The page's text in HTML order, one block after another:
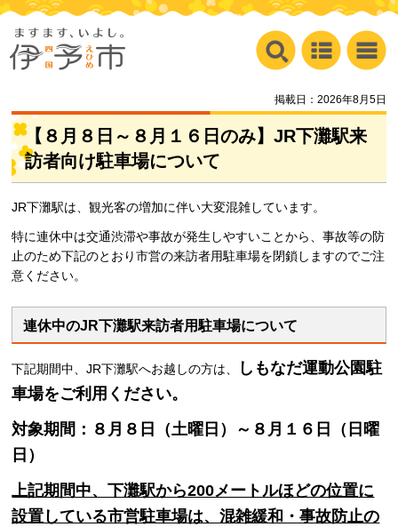
掲載日：2026年8月5日
【８月８日～８月１６日のみ】JR下灘駅来
訪者向け駐車場について
JR下灘駅は、観光客の増加に伴い大変混雑しています。
特に連休中は交通渋滞や事故が発生しやすいことから、事故等の防
止のため下記のとおり市営の来訪者用駐車場を閉鎖しますのでご注
意ください。
連休中のJR下灘駅来訪者用駐車場について
下記期間中、JR下灘駅へお越しの方は、 しもなだ運動公園駐
車場をご利用ください。
対象期間：８月８日（土曜日）～８月１６日（日曜
日）
上記期間中、下灘駅から200メートルほどの位置に
設置している市営駐車場は、混雑緩和・事故防止の